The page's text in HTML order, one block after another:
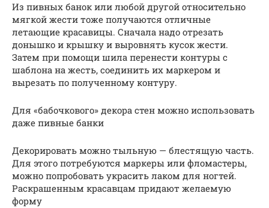
Из пивных банок или любой другой относительно
мягкой жести тоже получаются отличные
летающие красавицы. Сначала надо отрезать
донышко и крышку и выровнять кусок жести.
Затем при помощи шила перенести контуры с
шаблона на жесть, соединить их маркером и
вырезать по полученному контуру.
Для «бабочкового» декора стен можно использовать
даже пивные банки
Декорировать можно тыльную — блестящую часть.
Для этого потребуются маркеры или фломастеры,
можно попробовать украсить лаком для ногтей.
Раскрашенным красавцам придают желаемую
форму